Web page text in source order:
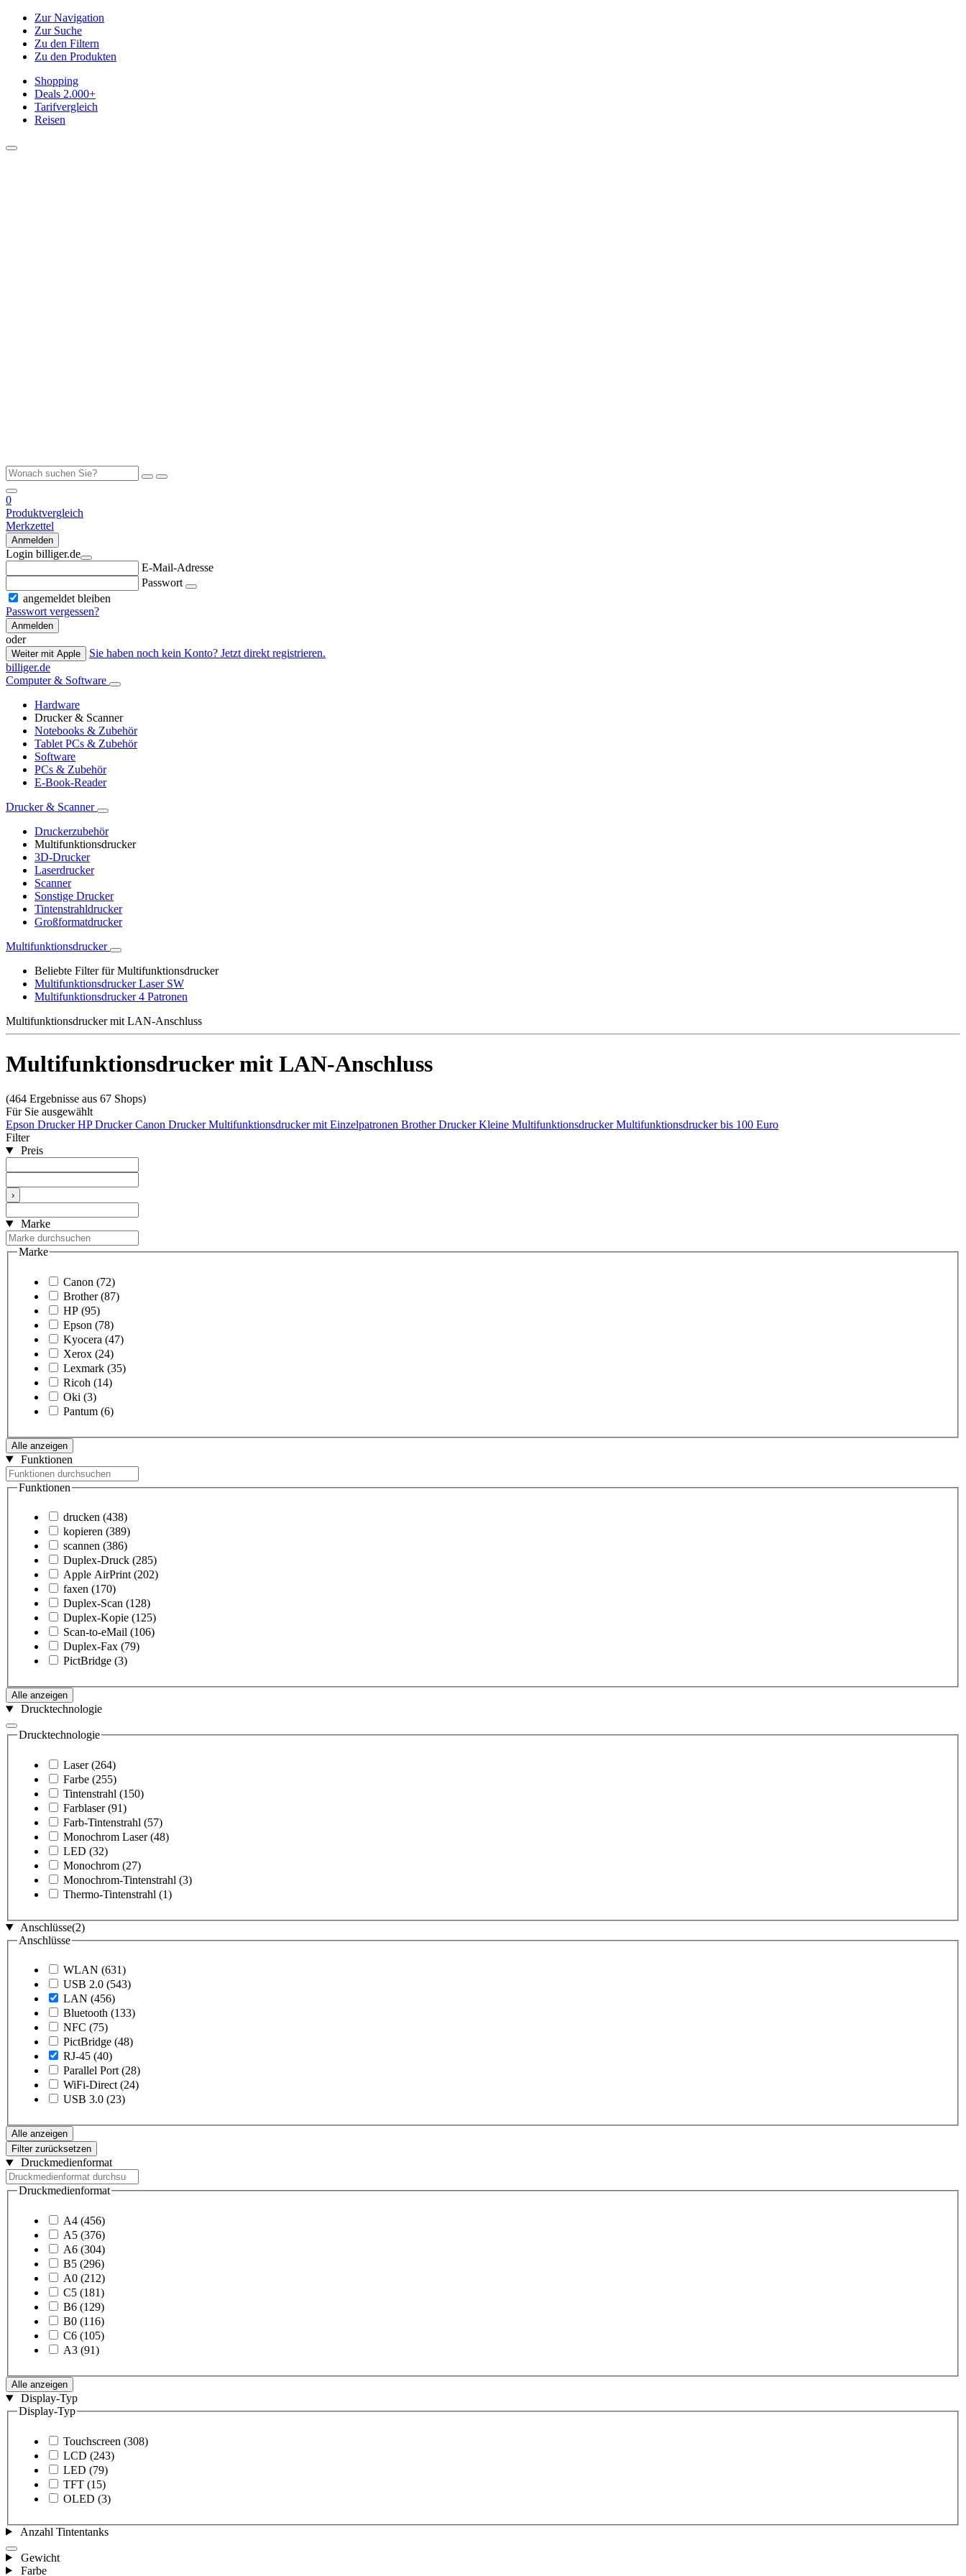
Zur Navigation
Zur Suche
Zu den Filtern
Zu den Produkten
Shopping
Deals 2.000+
Tarifvergleich
Reisen
0
Produktvergleich
Merkzettel
Anmelden
Login billiger.de
E-Mail-Adresse
Passwort
angemeldet bleiben
Passwort vergessen?
Anmelden
oder
Weiter mit Apple
Sie haben noch kein Konto? Jetzt direkt registrieren.
billiger.de
Computer & Software
Hardware
Drucker & Scanner
Notebooks & Zubehör
Tablet PCs & Zubehör
Software
PCs & Zubehör
E-Book-Reader
Drucker & Scanner
Druckerzubehör
Multifunktionsdrucker
3D-Drucker
Laserdrucker
Scanner
Sonstige Drucker
Tintenstrahldrucker
Großformatdrucker
Multifunktionsdrucker
Beliebte Filter für Multifunktionsdrucker
Multifunktionsdrucker Laser SW
Multifunktionsdrucker 4 Patronen
Multifunktionsdrucker mit LAN-Anschluss
Multifunktionsdrucker mit LAN-Anschluss
(464 Ergebnisse aus 67 Shops)
Für Sie ausgewählt
Epson DruckerHP DruckerCanon DruckerMultifunktionsdrucker mit Einzelpatronen Brother DruckerKleine MultifunktionsdruckerMultifunktionsdrucker bis 100 Euro
Filter
Preis
›
Marke
Marke
Canon (72)
Brother (87)
HP (95)
Epson (78)
Kyocera (47)
Xerox (24)
Lexmark (35)
Ricoh (14)
Oki (3)
Pantum (6)
Alle anzeigen
Funktionen
Funktionen
drucken (438)
kopieren (389)
scannen (386)
Duplex-Druck (285)
Apple AirPrint (202)
faxen (170)
Duplex-Scan (128)
Duplex-Kopie (125)
Scan-to-eMail (106)
Duplex-Fax (79)
PictBridge (3)
Alle anzeigen
Drucktechnologie
Drucktechnologie
Laser (264)
Farbe (255)
Tintenstrahl (150)
Farblaser (91)
Farb-Tintenstrahl (57)
Monochrom Laser (48)
LED (32)
Monochrom (27)
Monochrom-Tintenstrahl (3)
Thermo-Tintenstrahl (1)
Anschlüsse(2)
Anschlüsse
WLAN (631)
USB 2.0 (543)
LAN (456)
Bluetooth (133)
NFC (75)
PictBridge (48)
RJ-45 (40)
Parallel Port (28)
WiFi-Direct (24)
USB 3.0 (23)
Alle anzeigen
Filter zurücksetzen
Druckmedienformat
Druckmedienformat
A4 (456)
A5 (376)
A6 (304)
B5 (296)
A0 (212)
C5 (181)
B6 (129)
B0 (116)
C6 (105)
A3 (91)
Alle anzeigen
Display-Typ
Display-Typ
Touchscreen (308)
LCD (243)
LED (79)
TFT (15)
OLED (3)
Anzahl Tintentanks
Gewicht
Farbe